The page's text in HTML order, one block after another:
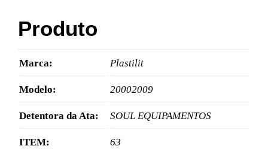
Produto
Marca: Plastilit
Modelo: 20002009
Detentora da Ata: SOUL EQUIPAMENTOS
ITEM: 63